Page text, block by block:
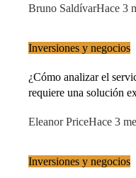
Bruno SaldívarHace 3
Inversiones y negocios
¿Cómo analizar el
requiere una solución
Eleanor PriceHace 3
Inversiones y negocios